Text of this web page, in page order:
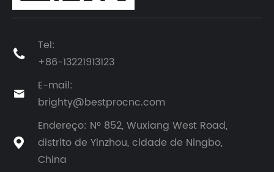

Tel:
+86-13221913123

E-mail:
brighty@bestprocnc.com

Endereço: Nº 852, Wuxiang West Road,
distrito de Yinzhou, cidade de Ningbo,
China